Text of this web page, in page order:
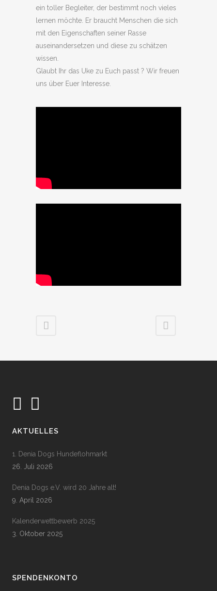
ein toller Begleiter, der bestimmt noch vieles
lernen möchte. Er braucht Menschen die sich
mit den Eigenschaften seiner Rasse
auseinandersetzen und diese zu schätzen
wissen.
Glaubt Ihr das Uke zu Euch passt ? Wir freuen
uns über Euer Interesse.
AKTUELLES
1. Denia Dogs Hundeflohmarkt
26. Juli 2026
Denia Dogs e.V. wird 20 Jahre alt!
9. April 2026
Kalenderwettbewerb 2025
3. Oktober 2025
SPENDENKONTO